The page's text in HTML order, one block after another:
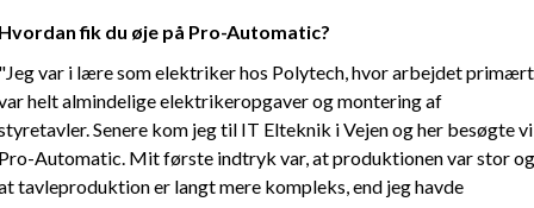
fik du øje på Pro-Automatic?
var i lære som elektriker hos Polytech, hvor arbejdet primært
helt almindelige elektrikeropgaver og montering af
Senere kom jeg til IT Elteknik i Vejen og her besøgte vi
Automatic. Mit første indtryk var, at produktionen var stor og
tavleproduktion er langt mere kompleks, end jeg havde